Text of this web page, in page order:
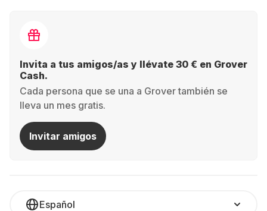
Invita a tus amigos/as y llévate 30 € en Grover
Cash.
Cada persona que se una a Grover también se
lleva un mes gratis.
Invitar amigos
Español